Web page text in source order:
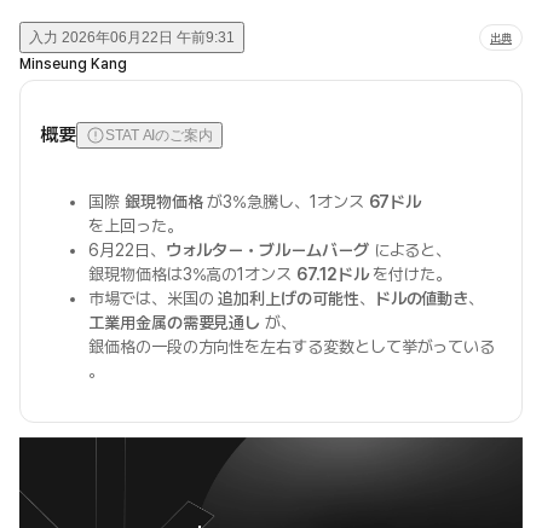
入力 2026年06月22日 午前9:31 出典
Minseung Kang
概要 STAT AIのご案内
国際 銀現物価格が3%急騰し、1オンス 67ドル
を上回った。
6月22日、 ウォルター・ブルームバーグによると、
銀現物価格は3%高の1オンス 67.12ドルを付けた。
市場では、米国の追加利上げの可能性、 ドルの値動き、
工業用金属の需要見通し が、
銀価格の一段の方向性を左右する変数として挙がっている
。